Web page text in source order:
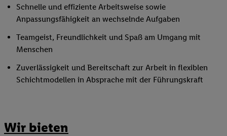
Schnelle und effiziente Arbeitsweise sowie
Anpassungsfähigkeit an wechselnde Aufgaben
Teamgeist, Freundlichkeit und Spaß am Umgang mit
Menschen
Zuverlässigkeit und Bereitschaft zur Arbeit in flexiblen
Schichtmodellen in Absprache mit der Führungskraft
Wir bieten